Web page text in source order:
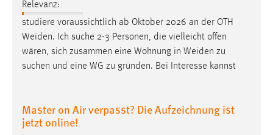
Relevanz:
studiere voraussichtlich ab Oktober 2026 an der OTH
Weiden. Ich suche 2-3 Personen, die vielleicht offen
wären, sich zusammen eine Wohnung in Weiden zu
suchen und eine WG zu gründen. Bei Interesse kannst
Master on Air verpasst? Die Aufzeichnung ist
jetzt online!
EXTERNE MEDIEN
Um Inhalte von Videoplattformen und Social Media
Plattformen anzeigen zu können, werden von diesen
externen Medien Cookies gesetzt.
Vimeo